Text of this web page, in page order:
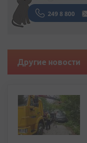
Другие новости